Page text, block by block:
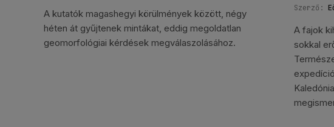
A kutatók magashegyi körülmények között, négy
héten át gyűjtenek mintákat, eddig megoldatlan
geomorfológiai kérdések megválaszolásához.
Szerző:
A fajok
sokkal